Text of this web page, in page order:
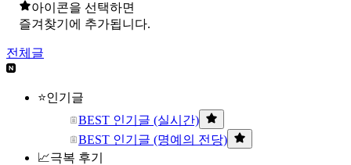
아이콘을 선택하면
즐겨찾기에 추가됩니다.
전체글
⭐인기글
BEST 인기글 (실시간)
BEST 인기글 (명예의 전당)
📈극복 후기